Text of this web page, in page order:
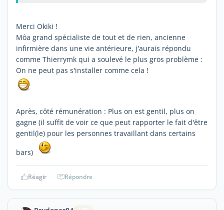
Merci Okiki !
Môa grand spécialiste de tout et de rien, ancienne
infirmière dans une vie antérieure, j'aurais répondu
comme Thierrymk qui a soulevé le plus gros problème :
On ne peut pas s'installer comme cela !
Après, côté rémunération : Plus on est gentil, plus on
gagne (il suffit de voir ce que peut rapporter le fait d'être
gentil(le) pour les personnes travaillant dans certains
bars)
Réagir Répondre